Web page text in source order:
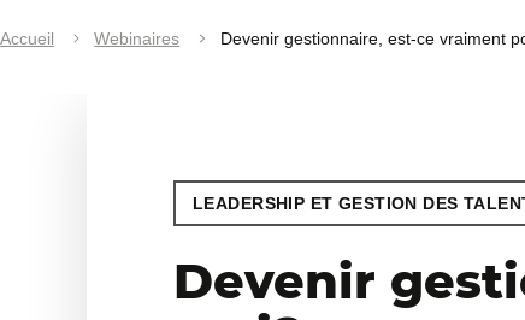
Accueil Webinaires Devenir gestionnaire, est-ce vraiment
LEADERSHIP ET GESTION DES
Devenir